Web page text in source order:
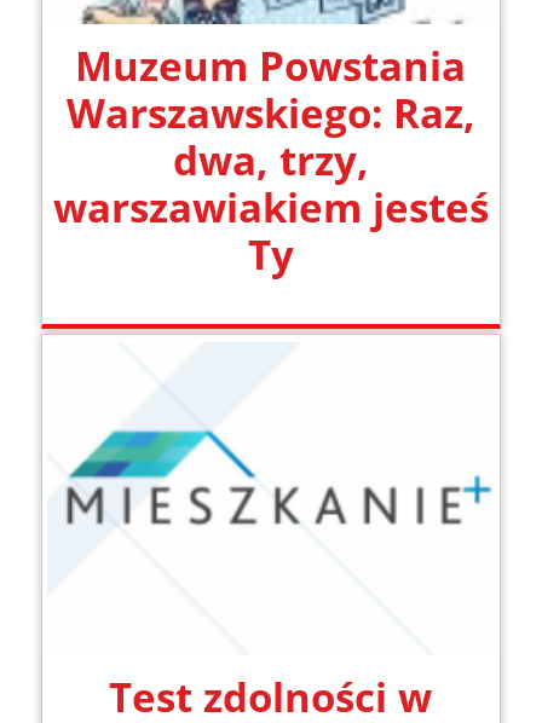
Muzeum Powstania
Warszawskiego: Raz,
dwa, trzy,
warszawiakiem jesteś
Ty
Test zdolności w